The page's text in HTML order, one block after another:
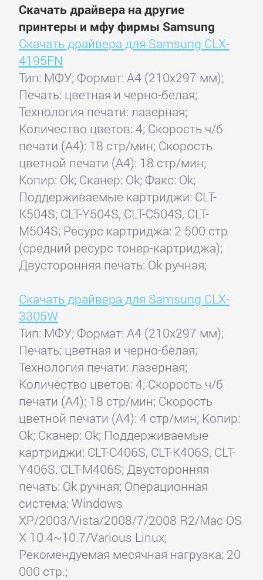
Скачать драйвера на другие
принтеры и мфу фирмы Samsung
Скачать драйвера для Samsung CLX-
4195FN
Тип: МФУ; Формат: A4 (210x297 мм);
Печать: цветная и черно-белая;
Технология печати: лазерная;
Количество цветов: 4; Скорость ч/б
печати (А4): 18 стр/мин; Скорость
цветной печати (А4): 18 стр/мин;
Копир: Ok; Сканер: Ok; Факс: Ok;
Поддерживаемые картриджи: CLT-
K504S; CLT-Y504S, CLT-C504S, CLT-
M504S; Ресурс картриджа: 2 500 стр
(средний ресурс тонер-картриджа);
Двусторонняя печать: Ok ручная;
Скачать драйвера для Samsung CLX-
3305W
Тип: МФУ; Формат: A4 (210x297 мм);
Печать: цветная и черно-белая;
Технология печати: лазерная;
Количество цветов: 4; Скорость ч/б
печати (А4): 18 стр/мин; Скорость
цветной печати (А4): 4 стр/мин; Копир:
Ok; Сканер: Ok; Поддерживаемые
картриджи: CLT-C406S, CLT-K406S, CLT-
Y406S, CLT-M406S; Двусторонняя
печать: Ok ручная; Операционная
система: Windows
XP/2003/Vista/2008/7/2008 R2/Mac OS
X 10.4~10.7/Various Linux;
Рекомендуемая месячная нагрузка: 20
000 стр.;